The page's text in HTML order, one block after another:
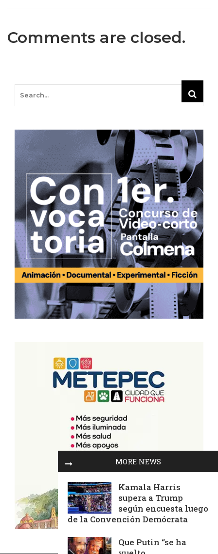
Comments are closed.
MORE NEWS
Kamala Harris
supera a Trump
según encuesta luego
de la Convención Demócrata
Que Putin “se ha